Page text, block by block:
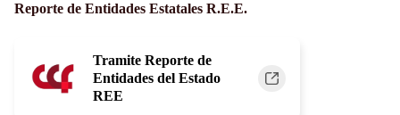
Reporte de Entidades Estatales R.E.E.
Tramite Reporte de
Entidades del Estado
REE